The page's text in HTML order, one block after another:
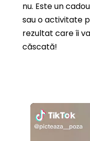
nu. Este un
sau o activitate
rezultat care îi
căscată!